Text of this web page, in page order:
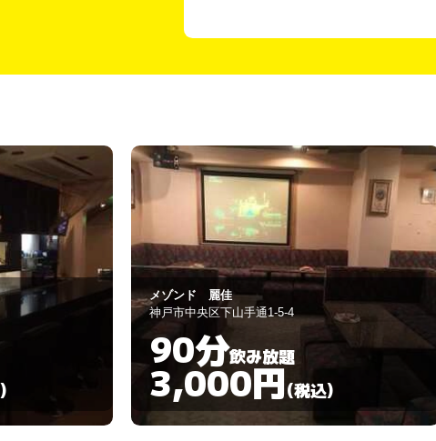
About
神戸市中央区下山手通1-5-4
60分飲み放題
3,000円(税込)